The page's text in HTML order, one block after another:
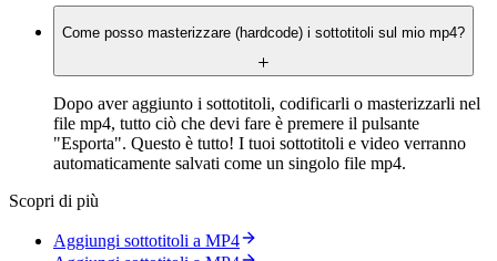
Come posso masterizzare (hardcode) i sottotitoli sul mio mp4?
Dopo aver aggiunto i sottotitoli, codificarli o masterizzarli nel
file mp4, tutto ciò che devi fare è premere il pulsante
"Esporta". Questo è tutto! I tuoi sottotitoli e video verranno
automaticamente salvati come un singolo file mp4.
Scopri di più
Aggiungi sottotitoli a MP4